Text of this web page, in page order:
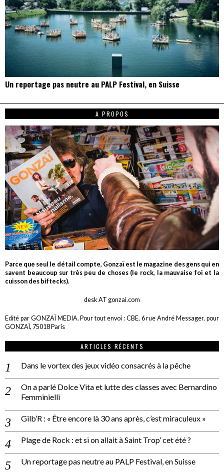
Un reportage pas neutre au PALP Festival, en Suisse
A PROPOS
Parce que seul le détail compte, Gonzaï est le magazine des gens qui en
savent beaucoup sur très peu de choses (le rock, la mauvaise foi et la
cuisson des biftecks).
desk AT gonzai.com
Edité par GONZAÏ MEDIA. Pour tout envoi : CBE, 6 rue André Messager, pour
GONZAÏ, 75018 Paris
ARTICLES RÉCENTS
Dans le vortex des jeux vidéo consacrés à la pêche
On a parlé Dolce Vita et lutte des classes avec Bernardino
Femminielli
Gilb’R : « Être encore là 30 ans après, c’est miraculeux »
Plage de Rock : et si on allait à Saint Trop’ cet été ?
Un reportage pas neutre au PALP Festival, en Suisse